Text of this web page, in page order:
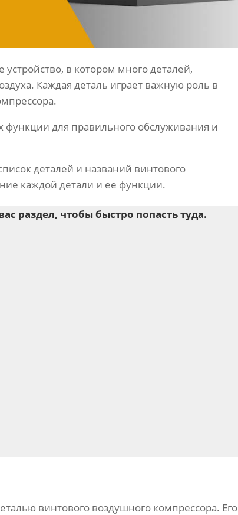
в котором много деталей,
Каждая деталь играет важную роль в
для правильного обслуживания и
деталей и названий винтового
каждой детали и ее функции.
раздел, чтобы быстро попасть туда.
винтового воздушного компрессора. Его